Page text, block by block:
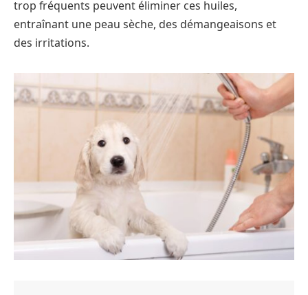
trop fréquents peuvent éliminer ces huiles,
entraînant une peau sèche, des démangeaisons et
des irritations.